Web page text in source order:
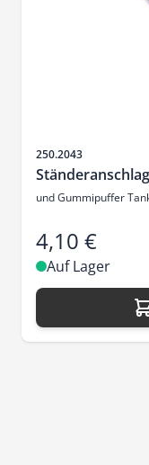
Artikelnr.
250.2043
und Gummipuffer
4,10 €
Auf Lager